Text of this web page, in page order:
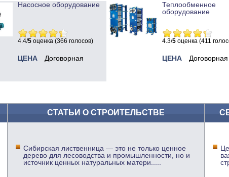
Насосное оборудование
4.4/5 оценка (366 голосов)
ЦЕНА Договорная
Теплообменное
оборудование
4.3/5 оценка (411
ЦЕНА Договорная
СТАТЬИ О СТРОИТЕЛЬСТВЕ
Сибирская лиственница — это не только ценное
дерево для лесоводства и промышленности, но и
источник ценных натуральных матери